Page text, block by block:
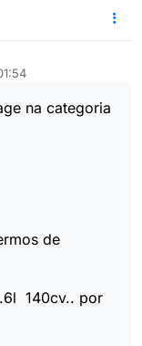
na categoria
de
140cv.. por